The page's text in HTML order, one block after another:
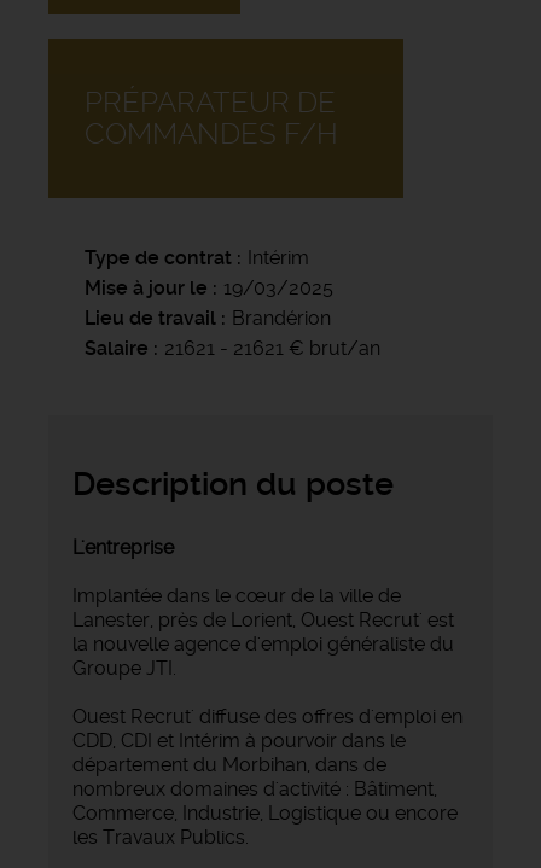
PRÉPARATEUR DE
COMMANDES F/H
Type de contrat
Intérim
Mise à jour le
19/03/2025
Lieu de travail
Brandérion
Salaire
21621 - 21621 € brut/an
Description du poste
L'entreprise
Implantée dans le cœur de la ville de
Lanester, près de Lorient, Ouest Recrut' est
la nouvelle agence d'emploi généraliste du
Groupe JTI.
Ouest Recrut' diffuse des offres d'emploi en
CDD, CDI et Intérim à pourvoir dans le
département du Morbihan, dans de
nombreux domaines d'activité : Bâtiment,
Commerce, Industrie, Logistique ou encore
les Travaux Publics.